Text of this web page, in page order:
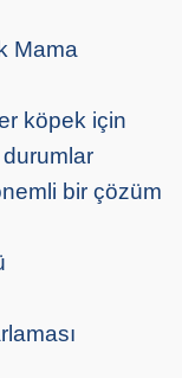
Mama
köpek için
bir çözüm